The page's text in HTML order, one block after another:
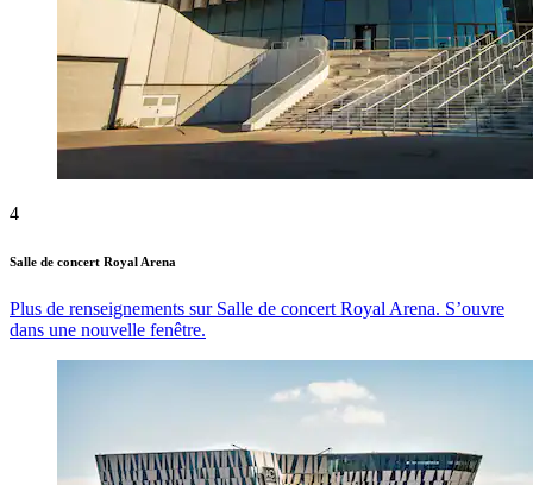
4
Salle de concert Royal Arena
Plus de renseignements sur Salle de concert Royal Arena. S’ouvre
dans une nouvelle fenêtre.